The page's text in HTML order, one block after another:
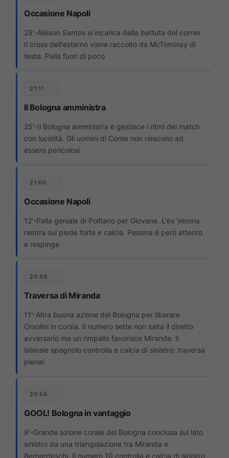
Occasione Napoli
29'-Alisson Santos si incarica della battuta del corner.
Il cross dell'esterno viene raccolto da McTominay di
testa. Palla fuori di poco
21:11
Il Bologna amministra
25'-Il Bologna amministra e gestisce i ritmi del match
con lucidità. Gli uomini di Conte non riescono ad
essere pericolosi
21:00
Occasione Napoli
12'-Palla geniale di Politano per Giovane. L'ex Verona
rientra sul piede forte e calcia. Pessina è però attento
e respinge
20:59
Traversa di Miranda
11'-Altra buona azione del Bologna per liberare
Orsolini in corsia. Il numero sette non salta il diretto
avversario ma un rimpallo favorisce Miranda. Il
laterale spagnolo controlla e calcia di sinistro: traversa
piena!
20:56
GOOL! Bologna in vantaggio
9'-Grande azione corale del Bologna conclusa sul lato
sinistro da una triangolazione tra Miranda e
Bernardeschi. Il numero 10 controlla e calcia di sinistro